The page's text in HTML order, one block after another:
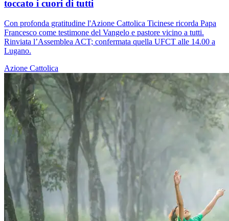
toccato i cuori di tutti
Con profonda gratitudine l'Azione Cattolica Ticinese ricorda Papa
Francesco come testimone del Vangelo e pastore vicino a tutti.
Rinviata l’Assemblea ACT; confermata quella UFCT alle 14.00 a
Lugano.
Azione Cattolica